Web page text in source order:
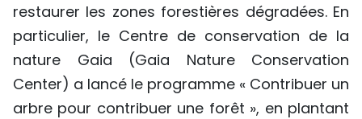
restaurer les zones forestières dégradées. En
particulier, le Centre de conservation de la
nature Gaia (Gaia Nature Conservation
Center) a lancé le programme « Contribuer un
arbre pour contribuer une forêt », en plantant